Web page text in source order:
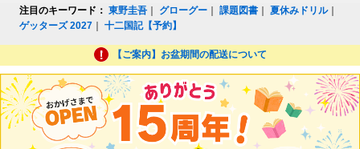
注目のキーワード： 東野圭吾 グローグー ｜課題図書 ｜夏休みドリル｜
ゲッターズ 2027 ｜十二国記【予約】
【ご案内】お盆期間の配送について